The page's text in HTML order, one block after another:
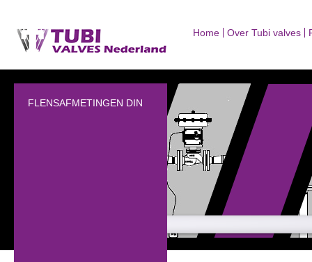
Home Over Tubi valves
FLENSAFMETINGEN DIN